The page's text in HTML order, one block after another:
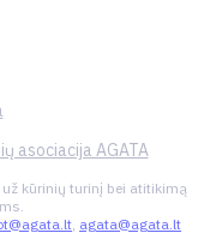
asociacija AGATA
kūrinių turinį bei atitikimą
agata@agata.lt